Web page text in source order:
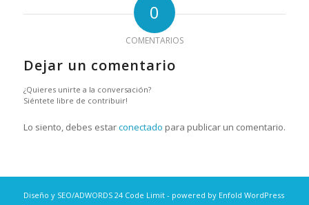
0
COMENTARIOS
Dejar un comentario
¿Quieres unirte a la conversación?
Siéntete libre de contribuir!
Lo siento, debes estarconectado para publicar un comentario.
Diseño y SEO/ADWORDS24 Code Limit- powered by Enfold WordPress